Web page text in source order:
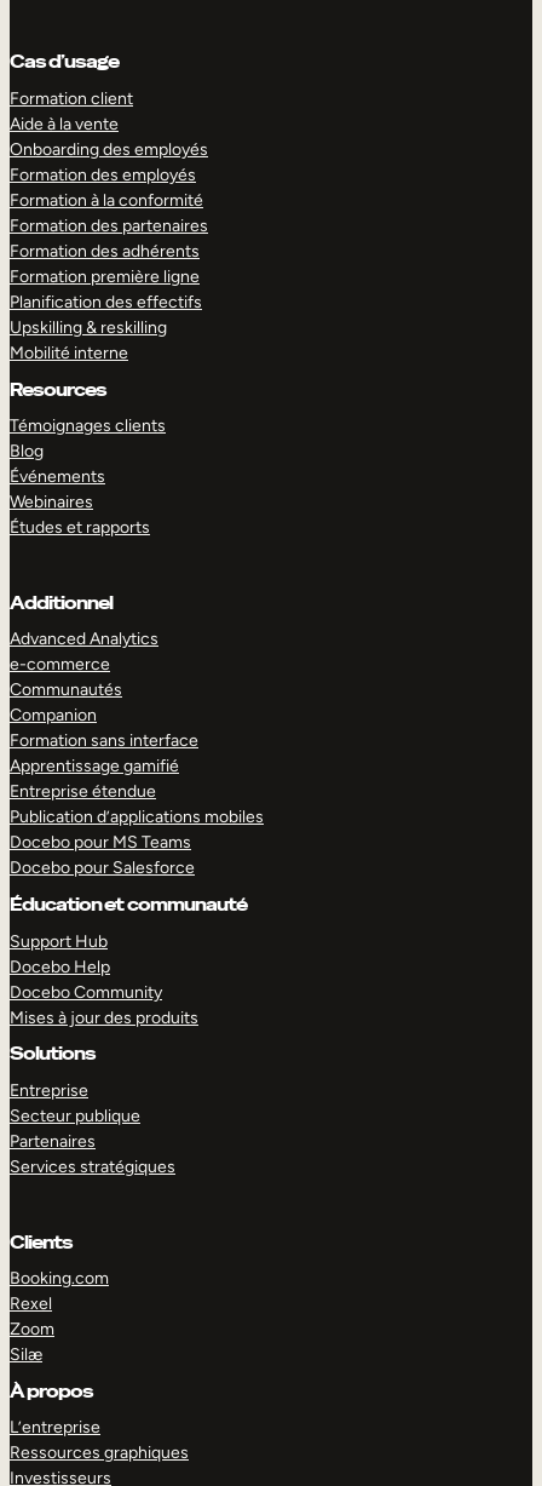
Cas d’usage
Formation client
Aide à la vente
Onboarding des employés
Formation des employés
Formation à la conformité
Formation des partenaires
Formation des adhérents
Formation première ligne
Planification des effectifs
Upskilling & reskilling
Mobilité interne
Resources
Témoignages clients
Blog
Événements
Webinaires
Études et rapports
Additionnel
Advanced Analytics
e-commerce
Communautés
Companion
Formation sans interface
Apprentissage gamifié
Entreprise étendue
Publication d’applications mobiles
Docebo pour MS Teams
Docebo pour Salesforce
Éducation et communauté
Support Hub
Docebo Help
Docebo Community
Mises à jour des produits
Solutions
Entreprise
Secteur publique
Partenaires
Services stratégiques
Clients
Booking.com
Rexel
Zoom
Silæ
À propos
L’entreprise
Ressources graphiques
Investisseurs